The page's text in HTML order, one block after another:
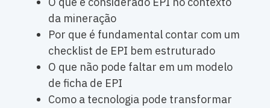
da mineração
Por que é fundamental contar com um
checklist de EPI bem estruturado
O que não pode faltar em um modelo
de ficha de EPI
Como a tecnologia pode transformar